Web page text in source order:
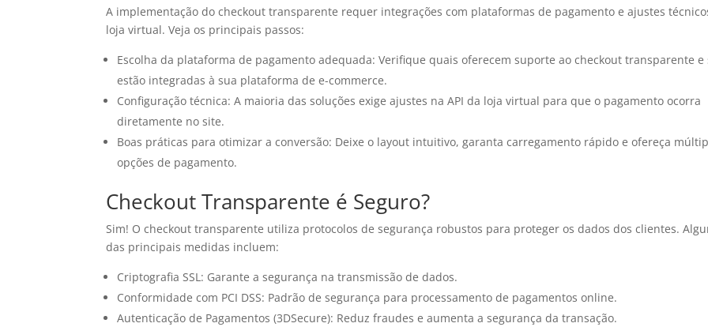
A implementação do checkout transparente requer integrações com plataformas de pagamento e ajustes
loja virtual. Veja os principais passos:
Escolha da plataforma de pagamento adequada: Verifique quais oferecem suporte ao checkout transparente e
estão integradas à sua plataforma de e-commerce.
Configuração técnica: A maioria das soluções exige ajustes na API da loja virtual para que o pagamento ocorra
diretamente no site.
Boas práticas para otimizar a conversão: Deixe o layout intuitivo, garanta carregamento rápido e ofereça
opções de pagamento.
Checkout Transparente é Seguro?
Sim! O checkout transparente utiliza protocolos de segurança robustos para proteger os dados dos clientes.
das principais medidas incluem:
Criptografia SSL: Garante a segurança na transmissão de dados.
Conformidade com PCI DSS: Padrão de segurança para processamento de pagamentos online.
Autenticação de Pagamentos (3DSecure): Reduz fraudes e aumenta a segurança da transação.